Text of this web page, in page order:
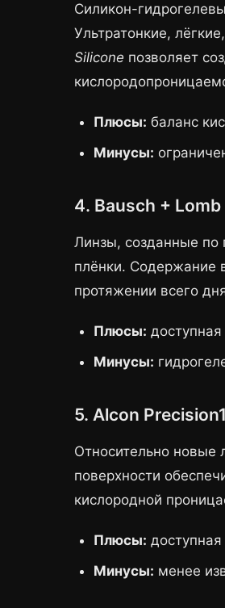
Силикон-
Ультратонкие,
Silicone позволяет
Плюсы: баланс
Минусы:
4. Bausch +
Линзы, созданные по
плёнки. Содержание
протяжении всего
Плюсы:
Минусы:
5. Alcon Precision1
Относительно новые
поверхности
кислородной
Плюсы:
Минусы: менее